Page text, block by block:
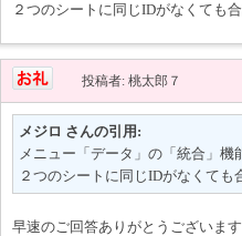
２つのシートに同じIDがなくても
投稿者: 桃太郎７
メジロ さんの引用:
メニュー「データ」の「統合」機
２つのシートに同じIDがなくても
早速のご回答ありがとうございます